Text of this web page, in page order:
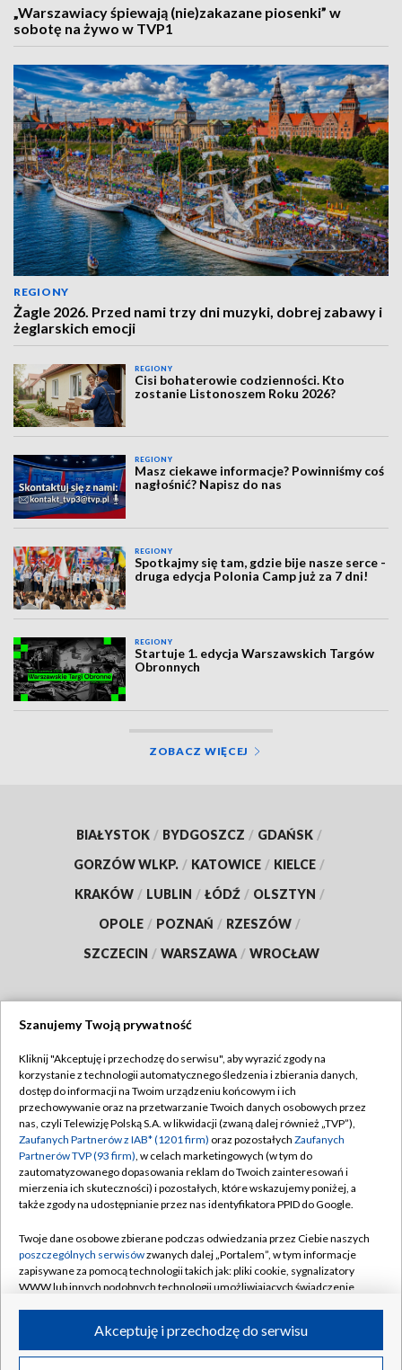
„Warszawiacy śpiewają (nie)zakazane piosenki” w
sobotę na żywo w TVP1
REGIONY
Żagle 2026. Przed nami trzy dni muzyki, dobrej zabawy i
żeglarskich emocji
REGIONY
Cisi bohaterowie codzienności. Kto
zostanie Listonoszem Roku 2026?
REGIONY
Masz ciekawe informacje? Powinniśmy coś
nagłośnić? Napisz do nas
REGIONY
Spotkajmy się tam, gdzie bije nasze serce -
druga edycja Polonia Camp już za 7 dni!
REGIONY
Startuje 1. edycja Warszawskich Targów
Obronnych
ZOBACZ WIĘCEJ
BIAŁYSTOK / BYDGOSZCZ / GDAŃSK /
GORZÓW WLKP. / KATOWICE / KIELCE /
KRAKÓW / LUBLIN / ŁÓDŹ / OLSZTYN /
OPOLE / POZNAŃ / RZESZÓW /
SZCZECIN / WARSZAWA / WROCŁAW
TVP
Abonament TVP
Emisja w TVP
Centrum informacji TVP
Naziemna Telewizja Cyfrowa
Rada Programowa
System NOS
Informacje o nadawcy
Program dla prasy
Regulamin TVP
Polityka prywatności
Moje zgody
Pomoc
Kontakt
Kanały
©2026 Telewizja Polska S.A. w likwidacji
Szanujemy Twoją prywatność
Kliknij "Akceptuję i przechodzę do serwisu", aby wyrazić zgody na
korzystanie z technologii automatycznego śledzenia i zbierania danych,
dostęp do informacji na Twoim urządzeniu końcowym i ich
przechowywanie oraz na przetwarzanie Twoich danych osobowych przez
nas, czyli Telewizję Polską S.A. w likwidacji (zwaną dalej również „TVP”),
Zaufanych Partnerów z IAB* (1201 firm) oraz pozostałych Zaufanych
Partnerów TVP (93 firm), w celach marketingowych (w tym do
zautomatyzowanego dopasowania reklam do Twoich zainteresowań i
mierzenia ich skuteczności) i pozostałych, które wskazujemy poniżej, a
także zgody na udostępnianie przez nas identyfikatora PPID do Google.
Twoje dane osobowe zbierane podczas odwiedzania przez Ciebie naszych
poszczególnych serwisówzwanych dalej „Portalem”, w tym informacje
zapisywane za pomocą technologii takich jak: pliki cookie, sygnalizatory
WWW lub innych podobnych technologii umożliwiających świadczenie
ruchu w Internecie.Akceptuję i przechodzę do serwisu